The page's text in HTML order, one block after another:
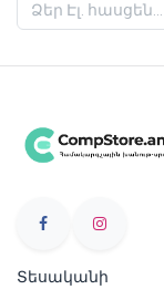
Տեսականի